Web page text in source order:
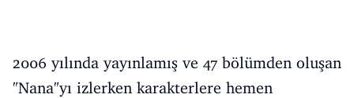
2006 yılında yayınlamış ve 47 bölümden oluşan
"Nana"yı izlerken karakterlere hemen